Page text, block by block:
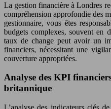
La gestion financière à Londres
compréhension approfondie des
gestionnaire, vous êtes
budgets complexes, souvent en
taux de change peut avoir un
financiers, nécessitant une
couverture appropriées.
Analyse des KPI
britannique
L’analyse des indicateurs clés